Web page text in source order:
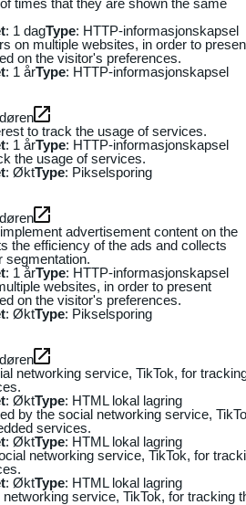
: 1 dagType: HTTP-informasjonskapsel
on multiple websites, in order to
on the visitor's preferences.
: 1 årType: HTTP-informasjonskapsel
to track the usage of services.
: 1 årType: HTTP-informasjonskapsel
the usage of services.
: ØktType: Pikselsporing
advertisement content on the
the efficiency of the ads and collects
segmentation.
: 1 årType: HTTP-informasjonskapsel
websites, in order to present
on the visitor's preferences.
: ØktType: Pikselsporing
networking service, TikTok, for
: ØktType: HTML lokal lagring
by the social networking service,
services.
: ØktType: HTML lokal lagring
networking service, TikTok, for
: ØktType: HTML lokal lagring
service, TikTok, for tracking